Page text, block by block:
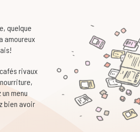
quelque
amoureux
rivaux
menu
bien avoir